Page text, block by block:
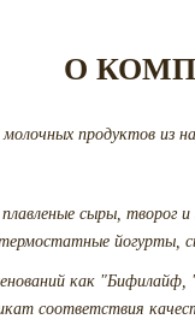
О
продуктов из
сыры,
термостатные
как
соответствия